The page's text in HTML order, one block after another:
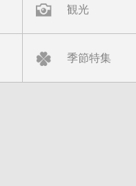
観光
季節特集